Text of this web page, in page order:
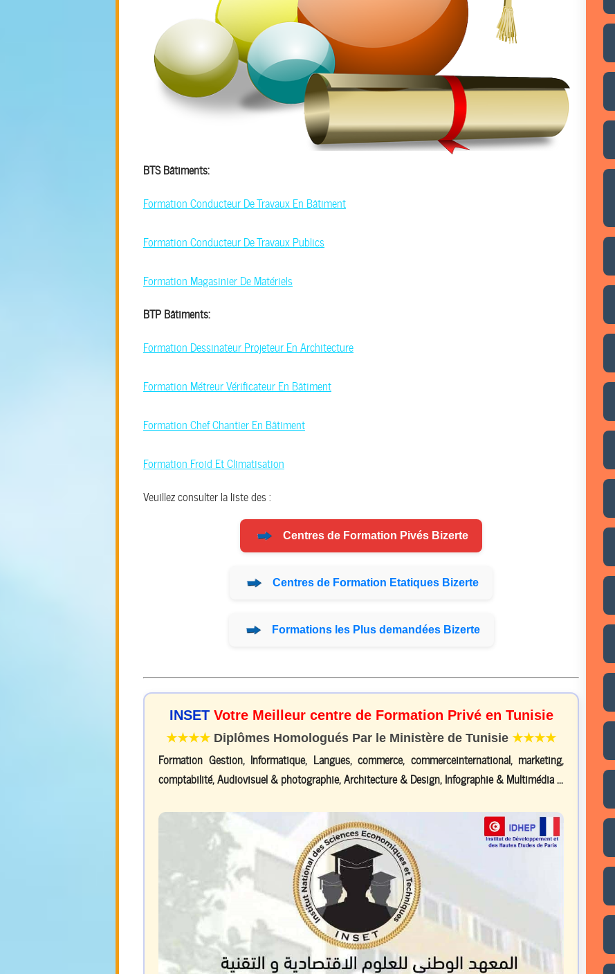
BTS Bâtiments:
Formation Conducteur De Travaux En Bâtiment
Formation Conducteur De Travaux Publics
Formation Magasinier De Matériels
BTP Bâtiments:
Formation Dessinateur Projeteur En Architecture
Formation Métreur Vérificateur En Bâtiment
Formation Chef Chantier En Bâtiment
Formation Froid Et Climatisation
Veuillez consulter la liste des :
Centres de Formation Pivés Bizerte
Centres de Formation Etatiques Bizerte
Formationsles Plus demandées Bizerte
INSET Votre Meilleur centre de Formation Privé en Tunisie
★★★★ Diplômes Homologués Par le Ministère de Tunisie ★★★★
Formation Gestion, Informatique, Langues, commerce, commerceinternational, marketing,
comptabilité, Audiovisuel & photographie, Architecture & Design, Infographie & Multimédia ...